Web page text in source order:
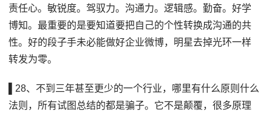
责任心。敏锐度。驾驭力。沟通力。逻辑感。勤奋。好学
博知。最重要的是要知道要把自己的个性转换成沟通的共
性。好的段子手未必能做好企业微博，明星去掉光环一样
转发为零。
▌28、不到三年甚至更少的一个行业，哪里有什么原则什么
法则，所有试图总结的都是骗子。它不是颠覆，很多原理